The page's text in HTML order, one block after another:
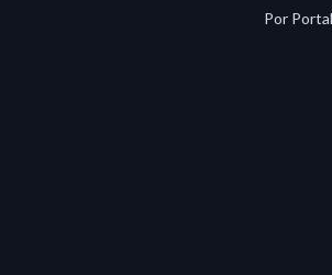
Por